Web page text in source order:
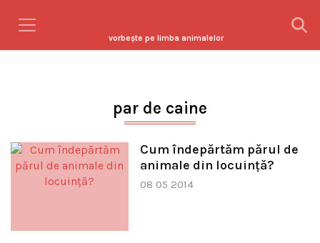
vorbeşte pe limba animalelor
par de caine
Cum îndepărtăm părul de
animale din locuinţă?
08 05 2014